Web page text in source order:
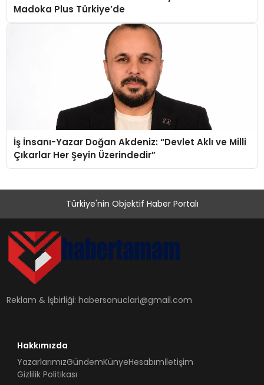
Madoka Plus Türkiye’de
İş İnsanı-Yazar Doğan Akdeniz: “Devlet Aklı ve Milli
Çıkarlar Her Şeyin Üzerindedir”
Türkiye'nin Objektif Haber Portalı
Reklam & İşbirliği:habersonuclari@gmail.com
Hakkımızda
YazarlarımızGündemKünyeHesabımİletişim
Gizlilik Politikası